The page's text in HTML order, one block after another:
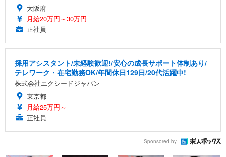
大阪府
月給20万円～30万円
正社員
採用アシスタント/未経験歓迎!/安心の成長サポート体制あり/
テレワーク・在宅勤務OK/年間休日129日/20代活躍中!
株式会社エクシードジャパン
東京都
月給25万円～
正社員
Sponsored by